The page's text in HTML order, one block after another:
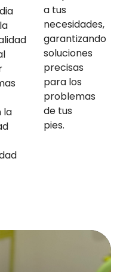
la
a tus
necesidades,
garantizando
soluciones
precisas
para los
problemas
de tus
pies.